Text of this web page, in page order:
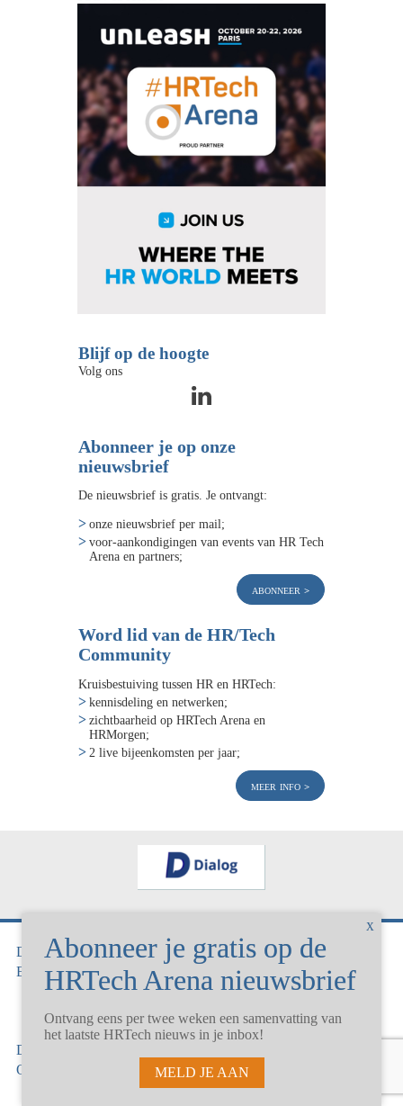
Blijf op de hoogte
Volg ons
Abonneer je op onze
nieuwsbrief
De nieuwsbrief is gratis. Je ontvangt:
onze nieuwsbrief per mail;
voor-aankondigingen van events van HR Tech
Arena en partners;
abonneer
Word lid van de HR/Tech
Community
Kruisbestuiving tussen HR en HRTech:
kennisdeling en netwerken;
zichtbaarheid op HRTech Arena en
HRMorgen;
2 live bijeenkomsten per jaar;
meer info
Dossiers
Events
Markt
Beheren
Implementeren
De Arena
Onze Auteurs
Partnership en Sponsor
mogelijkheden
Ontvang eens per twee weken een samenvatting van
het laatste HRTech nieuws in je inbox!
MELD JE AAN